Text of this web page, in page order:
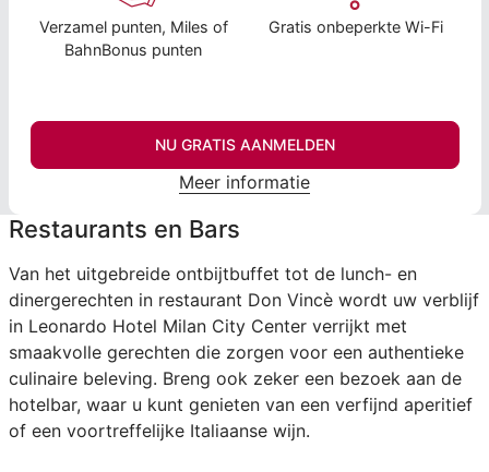
Verzamel punten, Miles of
BahnBonus punten
Gratis onbeperkte Wi-Fi
NU GRATIS AANMELDEN
Meer informatie
Restaurants en Bars
Van het uitgebreide ontbijtbuffet tot de lunch- en
dinergerechten in restaurant Don Vincè wordt uw verblijf
in Leonardo Hotel Milan City Center verrijkt met
smaakvolle gerechten die zorgen voor een authentieke
culinaire beleving. Breng ook zeker een bezoek aan de
hotelbar, waar u kunt genieten van een verfijnd aperitief
of een voortreffelijke Italiaanse wijn.